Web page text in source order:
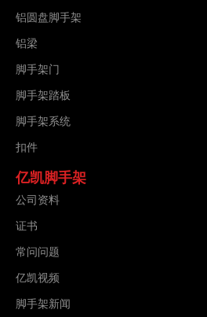
铝圆盘脚手架
铝梁
脚手架门
脚手架踏板
脚手架系统
扣件
亿凯脚手架
公司资料
证书
常问问题
亿凯视频
脚手架新闻